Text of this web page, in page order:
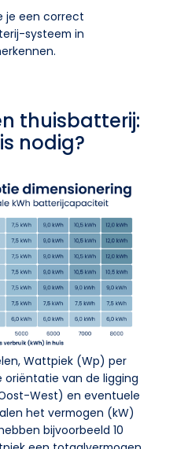
je een correct
systeem in
thuisbatterij:
nodig?
Wattpiek (Wp) per
van de ligging
West) en eventuele
het vermogen (kW)
bijvoorbeeld 10